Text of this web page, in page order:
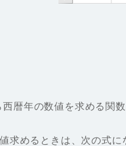
暦年の数値を求める関
求めるときは、次の式に